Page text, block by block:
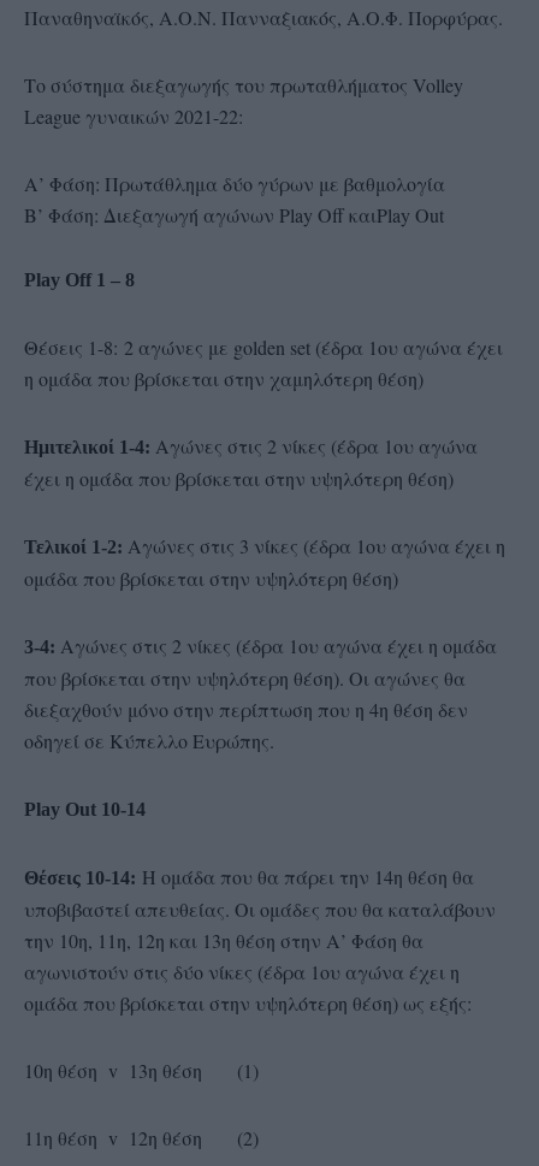
Παναθηναϊκός, Α.Ο.Ν. Πανναξιακός, Α.Ο.Φ. Πορφύρας.
Το σύστημα διεξαγωγής του πρωταθλήματος Volley
League γυναικών 2021-22:
Α’ Φάση: Πρωτάθλημα δύο γύρων με βαθμολογία
Β’ Φάση: Διεξαγωγή αγώνων Play Off καιPlay Out
Play Off 1 – 8
Θέσεις 1-8: 2 αγώνες με golden set (έδρα 1ου αγώνα έχει
η ομάδα που βρίσκεται στην χαμηλότερη θέση)
Ημιτελικοί 1-4: Αγώνες στις 2 νίκες (έδρα 1ου αγώνα
έχει η ομάδα που βρίσκεται στην υψηλότερη θέση)
Τελικοί 1-2: Αγώνες στις 3 νίκες (έδρα 1ου αγώνα έχει η
ομάδα που βρίσκεται στην υψηλότερη θέση)
3-4: Αγώνες στις 2 νίκες (έδρα 1ου αγώνα έχει η ομάδα
που βρίσκεται στην υψηλότερη θέση). Οι αγώνες θα
διεξαχθούν μόνο στην περίπτωση που η 4η θέση δεν
οδηγεί σε Κύπελλο Ευρώπης.
Play Out 10-14
Θέσεις 10-14: Η ομάδα που θα πάρει την 14η θέση θα
υποβιβαστεί απευθείας. Οι ομάδες που θα καταλάβουν
την 10η, 11η, 12η και 13η θέση στην Α’ Φάση θα
αγωνιστούν στις δύο νίκες (έδρα 1ου αγώνα έχει η
ομάδα που βρίσκεται στην υψηλότερη θέση) ως εξής:
10η θέση v 13η θέση (1)
11η θέση v 12η θέση (2)